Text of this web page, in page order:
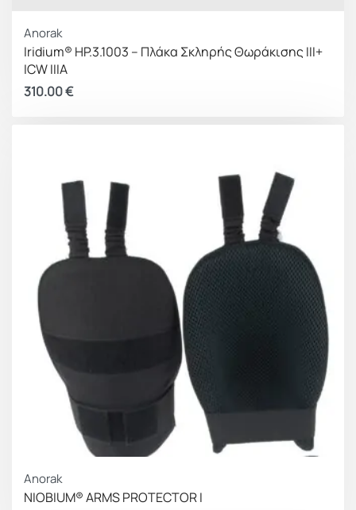
Anorak
Iridium® HP.3.1003 – Πλάκα Σκληρής Θωράκισης III+
ICW IIIA
310.00€
Anorak
NIOBIUM® ARMS PROTECTOR I